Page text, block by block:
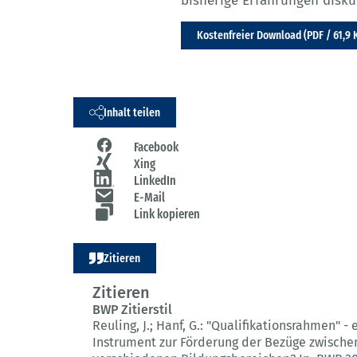
Kostenfreier Download (PDF / 61,9
Inhalt teilen
Facebook
Xing
LinkedIn
E-Mail
Link kopieren
Zitieren
Zitieren
BWP Zitierstil
Reuling, J.; Hanf, G.: "Qualifikationsrahmen" -
Instrument zur Förderung der Bezüge